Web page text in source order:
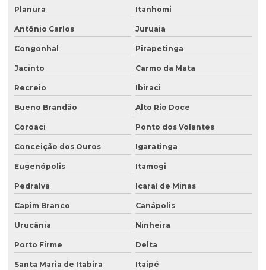
Planura Itanhomi
Antônio Carlos Juruaia
Congonhal Pirapetinga
Jacinto Carmo da Mata
Recreio Ibiraci
Bueno Brandão Alto Rio Doce
Coroaci Ponto dos Volantes
Conceição dos Ouros Igaratinga
Eugenópolis Itamogi
Pedralva Icaraí de Minas
Capim Branco Canápolis
Urucânia Ninheira
Porto Firme Delta
Santa Maria de Itabira Itaipé